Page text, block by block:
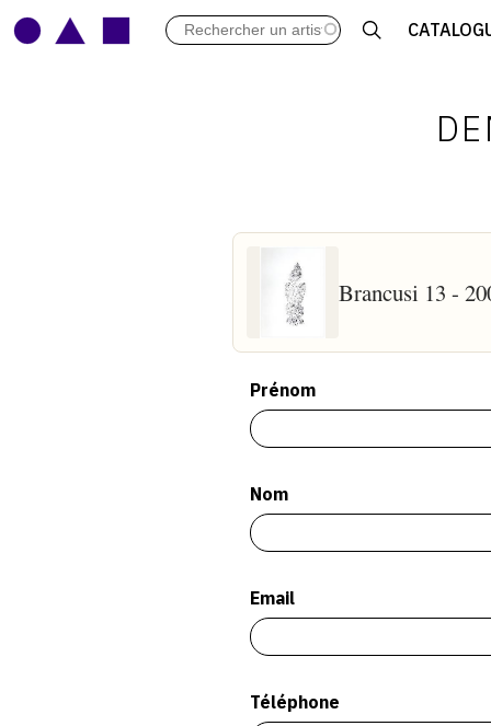
ARCHIVES DES EXPOSITIONS
LIBRAIRIE : LIVRES &
LEXIQUE ARTISTIQUE
Brancusi 13 -
Prénom
Nom
Email
Téléphone